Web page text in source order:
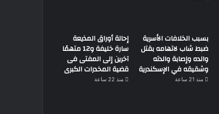
بسبب الخلافات الأسرية
ضبط شاب لاتهامه بقتل
والده وإصابة والدته
وشقيقه في الإسكندرية
منذ 21 ساعة
إحالة أوراق المذيعة
سارة خليفة و12 متهمًا
آخرين إلى المفتى فى
قضية المخدرات الكبرى
منذ 22 ساعة